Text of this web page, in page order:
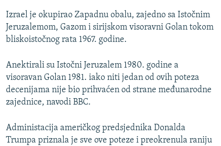
Izrael je okupirao Zapadnu obalu, zajedno sa Istočnim
Jeruzalemom, Gazom i sirijskom visoravni Golan tokom
bliskoistočnog rata 1967. godine.
Anektirali su Istočni Jeruzalem 1980. godine a
visoravan Golan 1981. iako niti jedan od ovih poteza
decenijama nije bio prihvaćen od strane međunarodne
zajednice, navodi BBC.
Administacija američkog predsjednika Donalda
Trumpa priznala je sve ove poteze i preokrenula raniju